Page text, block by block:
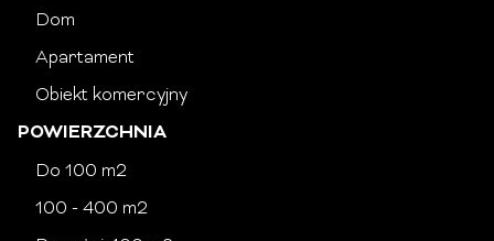
Dom
Apartament
Obiekt komercyjny
POWIERZCHNIA
Do 100 m2
100 - 400 m2